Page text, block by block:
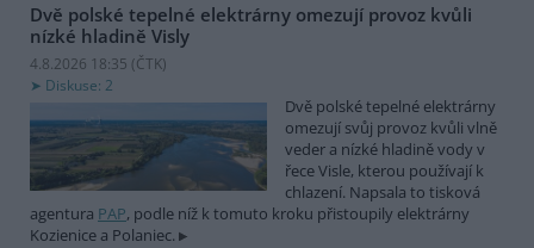
Dvě polské tepelné elektrárny omezují provoz kvůli
nízké hladině Visly
4.8.2026 18:35 (ČTK)
Diskuse: 2
Dvě polské tepelné elektrárny
omezují svůj provoz kvůli vlně
veder a nízké hladině vody v
řece Visle, kterou používají k
chlazení. Napsala to tisková
agentura PAP, podle níž k tomuto kroku přistoupily elektrárny
Kozienice a Polaniec.